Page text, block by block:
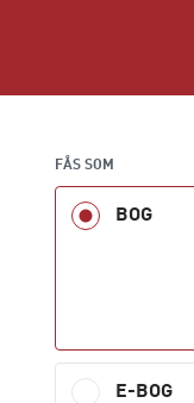
FÅS SOM
BOG
E-BOG